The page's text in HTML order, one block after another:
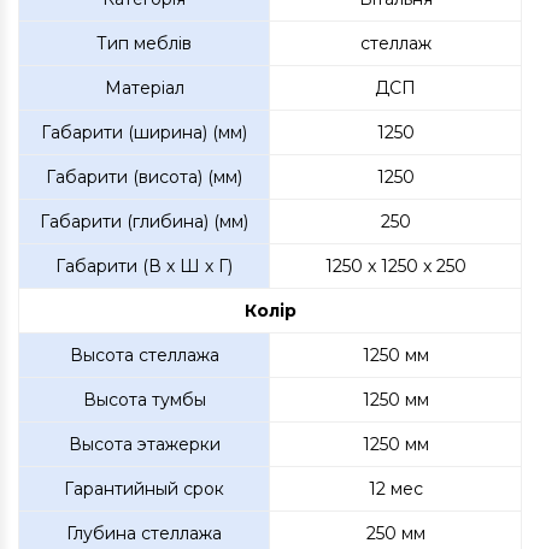
Тип меблів стеллаж
Матеріал ДСП
Габарити (ширина) (мм) 1250
Габарити (висота) (мм) 1250
Габарити (глибина) (мм) 250
Габарити (В х Ш х Г) 1250 x 1250 x 250
Колір
Высота стеллажа 1250 мм
Высота тумбы 1250 мм
Высота этажерки 1250 мм
Гарантийный срок 12 мес
Глубина стеллажа 250 мм